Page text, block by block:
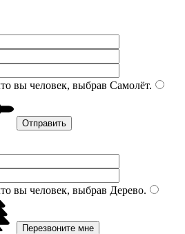
вы человек, выбрав Самолёт.
вы человек, выбрав Дерево.